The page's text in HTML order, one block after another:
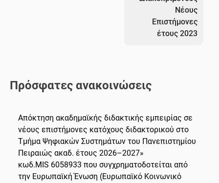
Νέους
Επιστήμονες
έτους 2023
Πρόσφατες ανακοινώσεις
Απόκτηση ακαδημαϊκής διδακτικής εμπειρίας σε
νέους επιστήμονες κατόχους διδακτορικού στο
Τμήμα Ψηφιακών Συστημάτων του Πανεπιστημίου
Πειραιώς ακαδ. έτους 2026–2027»
κωδ.MIS 6058933 που συγχρηματοδοτείται από
την Ευρωπαϊκή Ένωση (Ευρωπαϊκό Κοινωνικό